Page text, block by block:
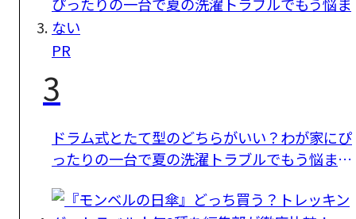
PR
3
ドラム式とたて型のどちらがいい？わが家にぴ
ったりの一台で夏の洗濯トラブルでもう悩まな